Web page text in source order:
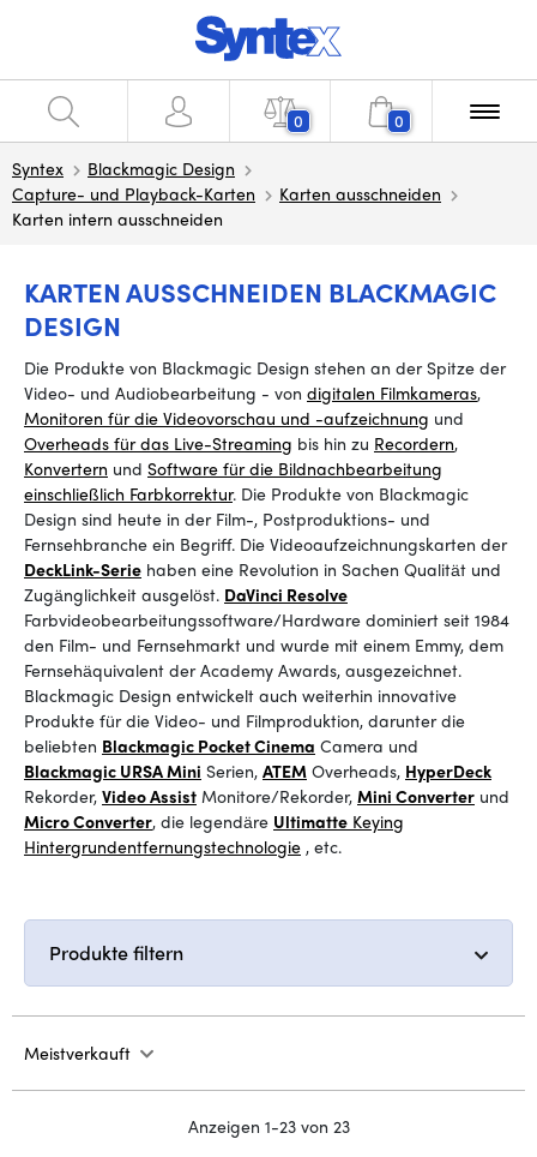
0 0
Syntex
Blackmagic Design
Capture- und Playback-Karten
Karten ausschneiden
Karten intern ausschneiden
KARTEN AUSSCHNEIDEN BLACKMAGIC
DESIGN
Die Produkte von Blackmagic Design stehen an der Spitze der
Video- und Audiobearbeitung - von digitalen Filmkameras,
Monitoren für die Videovorschau und -aufzeichnung und
Overheads für das Live-Streaming bis hin zu Recordern,
Konvertern und Software für die Bildnachbearbeitung
einschließlich Farbkorrektur. Die Produkte von Blackmagic
Design sind heute in der Film-, Postproduktions- und
Fernsehbranche ein Begriff. Die Videoaufzeichnungskarten der
DeckLink-Serie haben eine Revolution in Sachen Qualität und
Zugänglichkeit ausgelöst. DaVinci Resolve
Farbvideobearbeitungssoftware/Hardware dominiert seit 1984
den Film- und Fernsehmarkt und wurde mit einem Emmy, dem
Fernsehäquivalent der Academy Awards, ausgezeichnet.
Blackmagic Design entwickelt auch weiterhin innovative
Produkte für die Video- und Filmproduktion, darunter die
beliebten Blackmagic Pocket Cinema Camera und
Blackmagic URSA Mini Serien, ATEM Overheads, HyperDeck
Rekorder, Video Assist Monitore/Rekorder, Mini Converter und
Micro Converter, die legendäre Ultimatte Keying
Hintergrundentfernungstechnologie , etc.
Produkte filtern
Meistverkauft
Anzeigen 1-23 von 23